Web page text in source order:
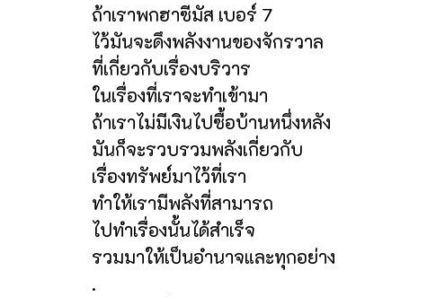
ถ้าเราพกฮาซีมัส เบอร์ 7
ไว้มันจะดึงพลังงานของจักรวาล
ที่เกี่ยวกับเรื่องบริวาร
ในเรื่องที่เราจะทำเข้ามา
ถ้าเราไม่มีเงินไปซื้อบ้านหนึ่งหลัง
มันก็จะรวบรวมพลังเกี่ยวกับ
เรื่องทรัพย์มาไว้ที่เรา
ทำให้เรามีพลังที่สามารถ
ไปทำเรื่องนั้นได้สำเร็จ
รวมมาให้เป็นอำนาจและทุกอย่าง
.